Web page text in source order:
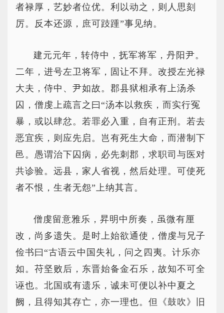
者禄厚，艺妙者位优。利以动之，则人思刻
厉。反本还源，庶可跂踵”事见纳。
建元元年，转侍中，抚军将军，丹阳尹。
二年，进号左卫将军，固让不拜。改授左光禄
大夫，侍中、尹如故。郡县狱相承有上汤杀
囚，僧虔上疏言之曰“汤本以救疾，而实行冤
暴，或以肆忿。若罪必入重，自有正刑。若去
恶宜疾，则应先启。岂有死生大命，而潜制下
邑。愚谓治下囚病，必先刺郡，求职司与医对
共诊验。远县，家人省视，然后处理。可使死
者不恨，生者无怨”上纳其言。
僧虔留意雅乐，昇明中所奏，虽微有厘
改，尚多遗失。是时上始欲通使，僧虔与兄子
俭书曰“古语云中国失礼，问之四夷。计乐亦
如。苻坚败后，东晋始备金石乐，故知不可全
诬也。北国或有遗乐，诚未可便以补中夏之
阙，且得知其存亡，亦一理也。但《鼓吹》旧